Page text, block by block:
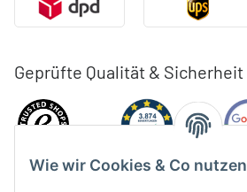
Wie wir Cookies & Co nutzen
Geprüfte Qualität & Sicherheit